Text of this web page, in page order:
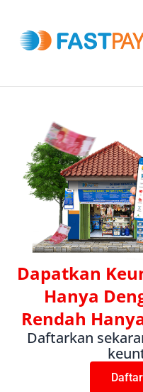
Dapatkan
Hanya
Rendah
Daftarkan